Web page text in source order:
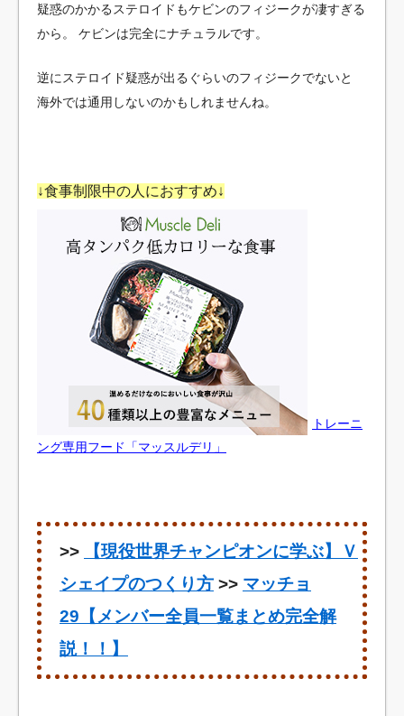
疑惑のかかるステロイドもケビンのフィジークが凄すぎる
から。
ケビンは完全にナチュラルです。
逆にステロイド疑惑が出るぐらいのフィジークでないと
海外では通用しないのかもしれませんね。
↓食事制限中の人におすすめ↓
トレーニ
ング専用フード「マッスルデリ」
>>
【現役世界チャンピオンに学ぶ】Ｖ
シェイプのつくり方 >> マッチョ
29【メンバー全員一覧まとめ完全解
説！！】